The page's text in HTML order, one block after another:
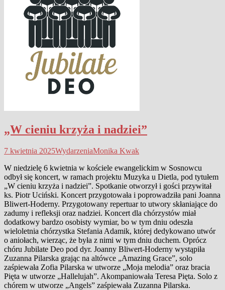
„W cieniu krzyża i nadziei”
7 kwietnia 2025WydarzeniaMonika Kwak
W niedzielę 6 kwietnia w kościele ewangelickim w Sosnowcu
odbył się koncert, w ramach projektu Muzyka u Dietla, pod tytułem
„W cieniu krzyża i nadziei”. Spotkanie otworzył i gości przywitał
ks. Piotr Uciński. Koncert przygotowała i poprowadziła pani Joanna
Bliwert-Hoderny. Przygotowany repertuar to utwory skłaniające do
zadumy i refleksji oraz nadziei. Koncert dla chórzystów miał
dodatkowy bardzo osobisty wymiar, bo w tym dniu odeszła
wieloletnia chórzystka Stefania Adamik, której dedykowano utwór
o aniołach, wierząc, że była z nimi w tym dniu duchem. Oprócz
chóru Jubilate Deo pod dyr. Joanny Bliwert-Hoderny wystąpiła
Zuzanna Pilarska grając na altówce „Amazing Grace”, solo
zaśpiewała Zofia Pilarska w utworze „Moja melodia” oraz bracia
Pięta w utworze „Hallelujah”. Akompaniowała Teresa Pięta. Solo z
chórem w utworze „Angels” zaśpiewała Zuzanna Pilarska.